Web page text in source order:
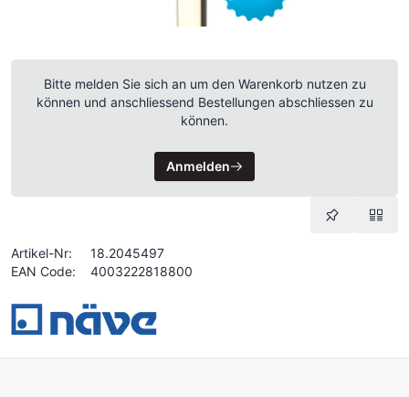
Bitte melden Sie sich an um den Warenkorb nutzen zu
können und anschliessend Bestellungen abschliessen zu
können.
Anmelden
Artikel-Nr:
18.2045497
EAN Code:
4003222818800